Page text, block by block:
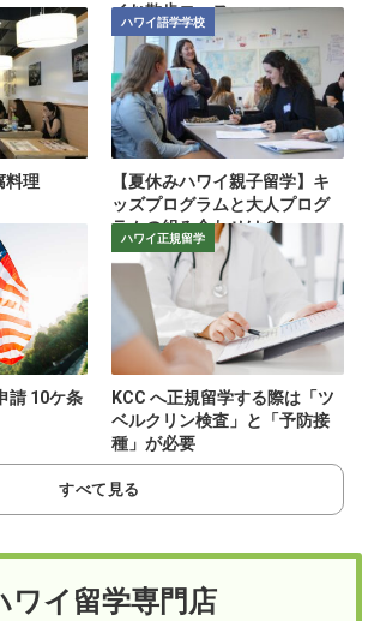
イお散歩コース
料理
ハワイ語学学校
【夏休みハワイ親子留学】キ
ッズプログラムと大人プログ
ラムの組み合わせは？
請 10ケ条
ハワイ正規留学
KCC へ正規留学する際は「ツ
ベルクリン検査」と「予防接
種」が必要
すべて見る
ワイ留学専門店